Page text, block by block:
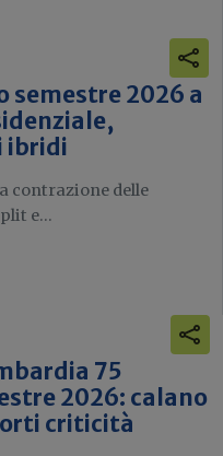
semestre 2026 a
ibridi
contrazione delle
e...
75
2026: calano
criticità